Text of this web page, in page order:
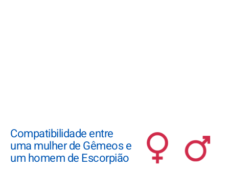
Compatibilidade entre
uma mulher de Gêmeos e
um homem de Escorpião